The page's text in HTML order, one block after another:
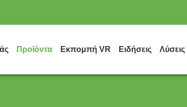
Προϊόντα Εκπομπή VR Ειδήσεις Λύσεις